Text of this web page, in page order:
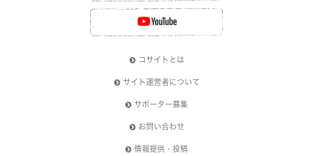
コサイトとは
サイト運営者について
サポーター募集
お問い合わせ
情報提供・投稿